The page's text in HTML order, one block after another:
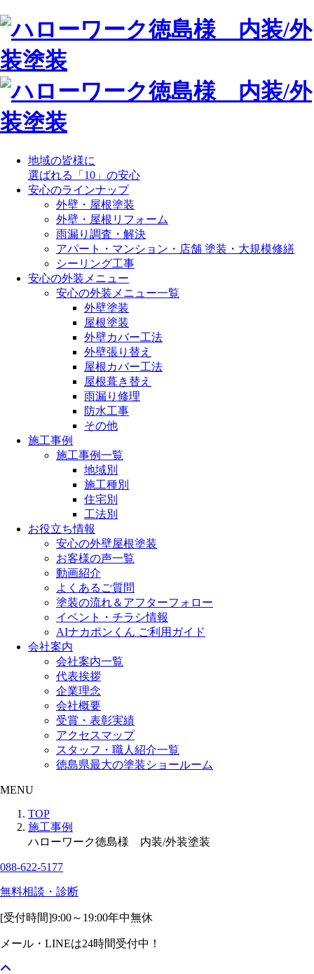
地域の皆様に
選ばれる「10」の安心
安心のラインナップ
外壁・屋根塗装
外壁・屋根リフォーム
雨漏り調査・解決
アパート・マンション・店舗 塗装・大規模修繕
シーリング工事
安心の外装メニュー
安心の外装メニュー一覧
外壁塗装
屋根塗装
外壁カバー工法
外壁張り替え
屋根カバー工法
屋根葺き替え
雨漏り修理
防水工事
その他
施工事例
施工事例一覧
地域別
施工種別
住宅別
工法別
お役立ち情報
安心の外壁屋根塗装
お客様の声一覧
動画紹介
よくあるご質問
塗装の流れ＆アフターフォロー
イベント・チラシ情報
AIナカポンくん ご利用ガイド
会社案内
会社案内一覧
代表挨拶
企業理念
会社概要
受賞・表彰実績
アクセスマップ
スタッフ・職人紹介一覧
徳島県最大の塗装ショールーム
MENU
TOP
施工事例
ハローワーク徳島様 内装/外装塗装
088-622-5177
無料相談・診断
[受付時間]9:00～19:00年中無休
メール・LINEは24時間受付中！